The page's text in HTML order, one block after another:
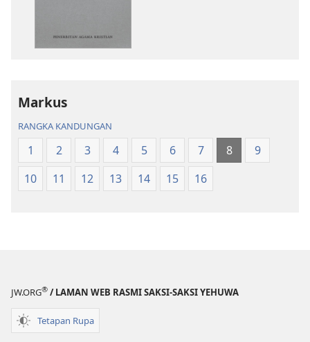
Markus
RANGKA KANDUNGAN
1 2 3 4 5 6 7 8
9
10
11 12 13 14 15 16
JW.ORG® / LAMAN WEB RASMI SAKSI-SAKSI YEHUWA
Tetapan Rupa